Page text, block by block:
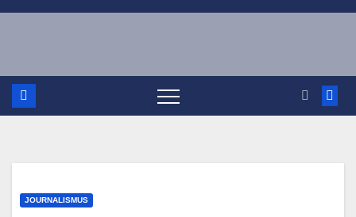
Zum
JOURNALISMUS